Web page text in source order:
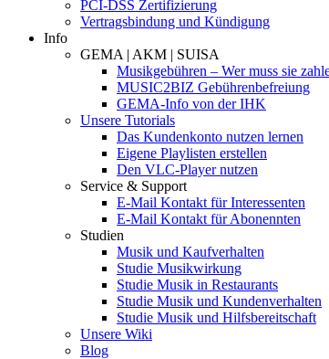
PCI-DSS Zertifizierung
Vertragsbindung und Kündigung
Info
GEMA | AKM | SUISA
Musikgebühren – Wer muss sie
MUSIC2BIZ Gebührenbefreiung
GEMA-Info von der IHK
Unsere Tutorials
Das Kundenkonto nutzen lernen
Eigene Playlisten erstellen
Den VLC-Player nutzen
Service & Support
E-Mail Kontakt für Interessenten
E-Mail Kontakt für Abonennten
Studien
Musik und Kaufverhalten
Studie Musikwirkung
Studie Musik in Restaurants
Studie Musik und Kundenverhalten
Studie Musik und Hilfsbereitschaft
Unsere Wiki
Blog